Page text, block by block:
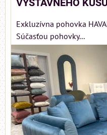
VÝSTAVNÉHO KUSU
Exkluzívna pohovka
Súčasťou pohovky...